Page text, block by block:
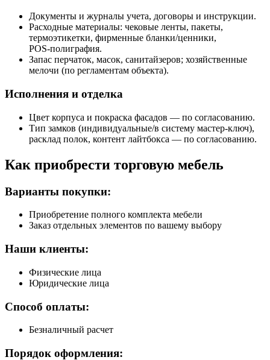
Документы и журналы учета, договоры и инструкции.
Расходные материалы: чековые ленты, пакеты,
термоэтикетки, фирменные бланки/ценники,
POS‑полиграфия.
Запас перчаток, масок, санитайзеров; хозяйственные
мелочи (по регламентам объекта).
Исполнения и отделка
Цвет корпуса и покраска фасадов — по согласованию.
Тип замков (индивидуальные/в систему мастер‑ключ),
расклад полок, контент лайтбокса — по согласованию.
Как приобрести торговую мебель
Варианты покупки:
Приобретение полного комплекта мебели
Заказ отдельных элементов по вашему выбору
Наши клиенты:
Физические лица
Юридические лица
Способ оплаты:
Безналичный расчет
Порядок оформления: